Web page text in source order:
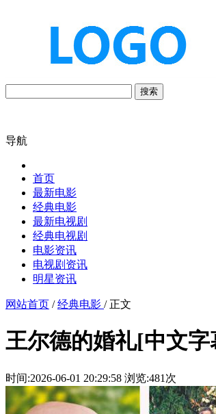
搜索
导航
首页
最新电影
经典电影
最新电视剧
经典电视剧
电影资讯
电视剧资讯
明星资讯
网站首页 /经典电影 / 正文
王尔德的婚礼[中文字
时间:2026-06-01 20:29:58 浏览:481次